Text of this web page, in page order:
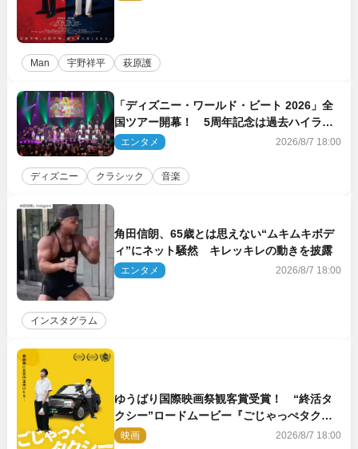
Man 宇野祥平 萩原護
「ディズニー・ワールド・ビート 2026」全
国ツアー開幕！ 5周年記念は過去ハイライ
ト＆クルーズ旅を大満喫！【潜入レポート】
エンタメ 2026/8/7 18:00
ディズニー クラシック 音楽
角田信朗、65歳とは思えない“ムキムキボデ
ィ”にネット騒然 キレッキレの動きを披露
エンタメ 2026/8/7 18:00
インスタグラム
ゆうばり国際映画祭観客賞受賞！ “終活タ
クシー”ロードムービー『ごじゃっぺタクシ
ー』10月公開＆予告解禁
映画 2026/8/7 18:00